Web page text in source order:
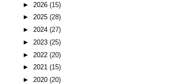
► 2026 (15)
► 2025 (28)
► 2024 (27)
► 2023 (25)
► 2022 (20)
► 2021 (15)
► 2020 (20)